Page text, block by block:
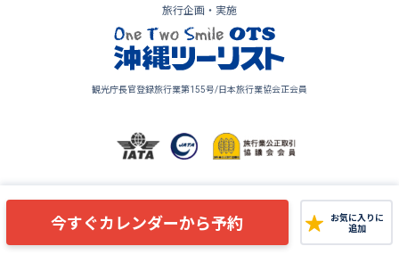
今すぐカレンダーから予約
お気に入りに
追加
旅行企画・実施
観光庁長官登録旅行業第155号/日本旅行業協会正会員